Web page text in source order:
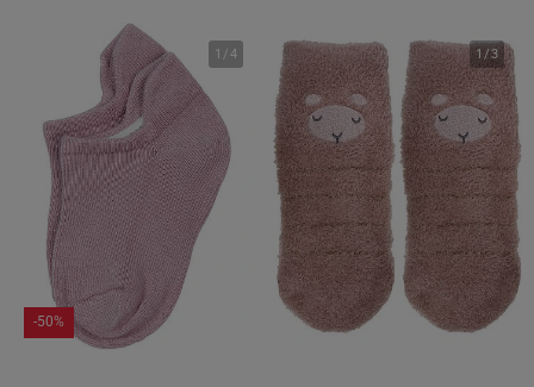
1 /4
-50%
1 /3